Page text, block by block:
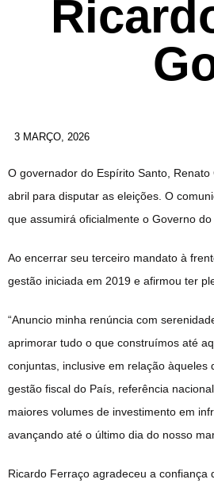
3 MARÇO, 2026
O governador do Espírito Santo,
abril para disputar as eleições. O
que assumirá oficialmente o Governo
Ao encerrar seu terceiro mandato à
gestão iniciada em 2019 e afirmou ter
“Anuncio minha renúncia com
aprimorar tudo o que construímos até
conjuntas, inclusive em relação
gestão fiscal do País, referência
maiores volumes de investimento em
avançando até o último dia do nosso
Ricardo Ferraço agradeceu a